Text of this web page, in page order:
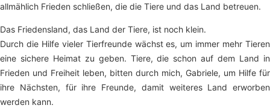
allmählich Frieden schließen, die die Tiere und das Land betreuen.
Das Friedensland, das Land der Tiere, ist noch klein.
Durch die Hilfe vieler Tierfreunde wächst es, um immer mehr Tieren
eine sichere Heimat zu geben. Tiere, die schon auf dem Land in
Frieden und Freiheit leben, bitten durch mich, Gabriele, um Hilfe für
ihre Nächsten, für ihre Freunde, damit weiteres Land erworben
werden kann.